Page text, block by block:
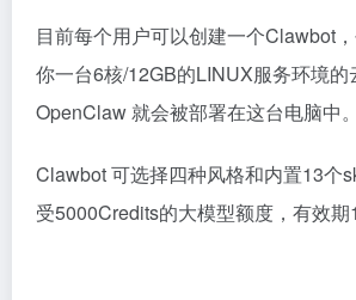
目前每个用户可以创建一个Clawbot
你一台6核/12GB的LINUX服务环境的
OpenClaw 就会被部署在这台电脑中。
Clawbot 可选择四种风格和内置13个
受5000Credits的大模型额度，有效期